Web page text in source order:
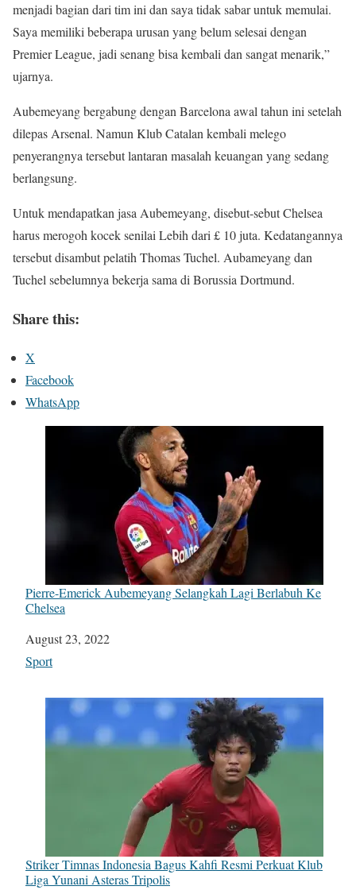
menjadi bagian dari tim ini dan saya tidak sabar untuk memulai.
Saya memiliki beberapa urusan yang belum selesai dengan
Premier League, jadi senang bisa kembali dan sangat menarik,”
ujarnya.
Aubemeyang bergabung dengan Barcelona awal tahun ini setelah
dilepas Arsenal. Namun Klub Catalan kembali melego
penyerangnya tersebut lantaran masalah keuangan yang sedang
berlangsung.
Untuk mendapatkan jasa Aubemeyang, disebut-sebut Chelsea
harus merogoh kocek senilai Lebih dari £ 10 juta. Kedatangannya
tersebut disambut pelatih Thomas Tuchel. Aubameyang dan
Tuchel sebelumnya bekerja sama di Borussia Dortmund.
Share this:
X
Facebook
WhatsApp
Pierre-Emerick Aubemeyang Selangkah Lagi Berlabuh Ke
Chelsea
Date
August 23, 2022
In relation to
Sport
Striker Timnas Indonesia Bagus Kahfi Resmi Perkuat Klub
Liga Yunani Asteras Tripolis